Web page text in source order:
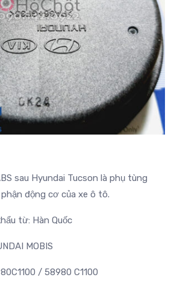
sau Hyundai Tucson là phụ tùng
động cơ của xe ô tô.
từ: Hàn Quốc
MOBIS
/ 58980 C1100